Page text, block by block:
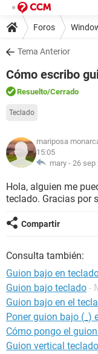
Foros
Tema Anterior
Cómo escribo
Resuelto/Cerrado
Teclado
mariposa
15:05
mary - 26 sep
Hola, alguien me
teclado. Gracias por
Compartir
Consulta también:
Guion bajo en
Guion bajo teclado -
Guion bajo en el
Poner guion bajo (_)
Cómo pongo el
Guion vertical teclado